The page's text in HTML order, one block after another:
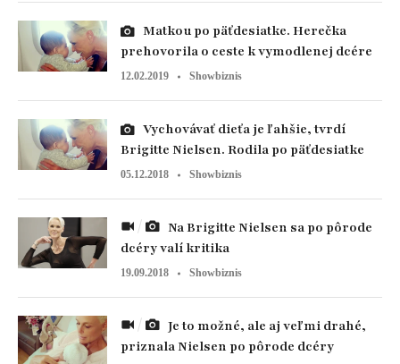
prehovorila o ceste k vymodlenej dcére
12.02.2019 Showbiznis
Brigitte Nielsen. Rodila po päťdesiatke
05.12.2018 Showbiznis
dcéry valí kritika
19.09.2018 Showbiznis
priznala Nielsen po pôrode dcéry